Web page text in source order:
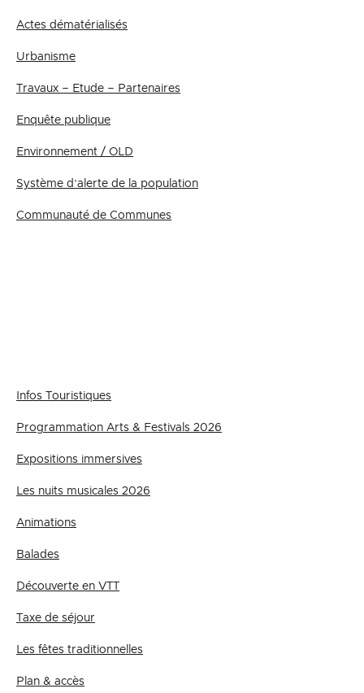
Actes dématérialisés
Urbanisme
Travaux – Etude – Partenaires
Enquête publique
Environnement / OLD
Système d’alerte de la population
Communauté de Communes
Infos Touristiques
Programmation Arts & Festivals 2026
Expositions immersives
Les nuits musicales 2026
Animations
Balades
Découverte en VTT
Taxe de séjour
Les fêtes traditionnelles
Plan & accès